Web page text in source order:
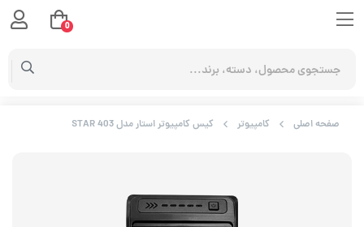
صفحه اصلی کامپیوتر کیس کامپیوتر استار مدل STAR 403
0